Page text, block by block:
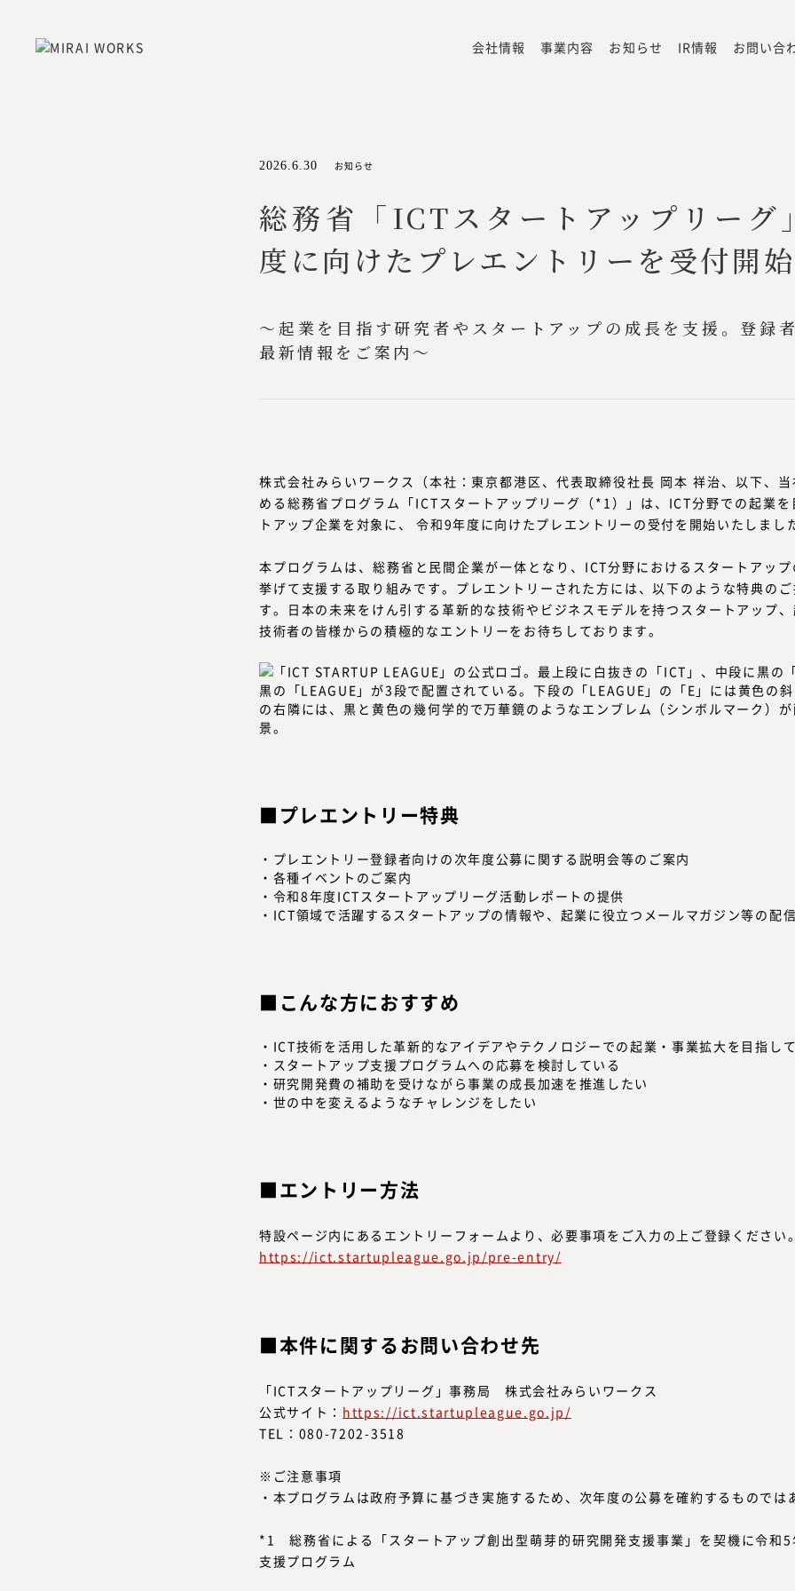
会社情報 事業内容 お知らせ IR情報 お問い合
2026.6.30 お知らせ
総務省「ICTスタートアップリーグ
度に向けたプレエントリーを受付開始
〜起業を目指す研究者やスタートアップの成長を支援。登録
最新情報をご案内〜
株式会社みらいワークス（本社：東京都港区、代表取締役社長 岡本 祥治、以下、
める総務省プログラム「ICTスタートアップリーグ（*1）」は、ICT分野での起業を
トアップ企業を対象に、 令和9年度に向けたプレエントリーの受付を開始いたしました
本プログラムは、総務省と民間企業が一体となり、ICT分野におけるスタートアッ
挙げて支援する取り組みです。プレエントリーされた方には、以下のような特典の
す。日本の未来をけん引する革新的な技術やビジネスモデルを持つスタートアップ、
技術者の皆様からの積極的なエントリーをお待ちしております。
プレエントリー特典
・プレエントリー登録者向けの次年度公募に関する説明会等のご案内
・各種イベントのご案内
・令和8年度ICTスタートアップリーグ活動レポートの提供
・ICT領域で活躍するスタートアップの情報や、起業に役立つメールマガジン等の配信
こんな方におすすめ
・ICT技術を活用した革新的なアイデアやテクノロジーでの起業・事業拡大を目指し
・スタートアップ支援プログラムへの応募を検討している
・研究開発費の補助を受けながら事業の成長加速を推進したい
・世の中を変えるようなチャレンジをしたい
エントリー方法
特設ページ内にあるエントリーフォームより、必要事項をご入力の上ご登録ください。
https://ict.startupleague.go.jp/pre-entry/
本件に関するお問い合わせ先
「ICTスタートアップリーグ」事務局 株式会社みらいワークス
公式サイト： https://ict.startupleague.go.jp/
TEL：080-7202-3518
※ご注意事項
・本プログラムは政府予算に基づき実施するため、次年度の公募を確約するものでは
*1 総務省による「スタートアップ創出型萌芽的研究開発支援事業」を契機に令和5
支援プログラム